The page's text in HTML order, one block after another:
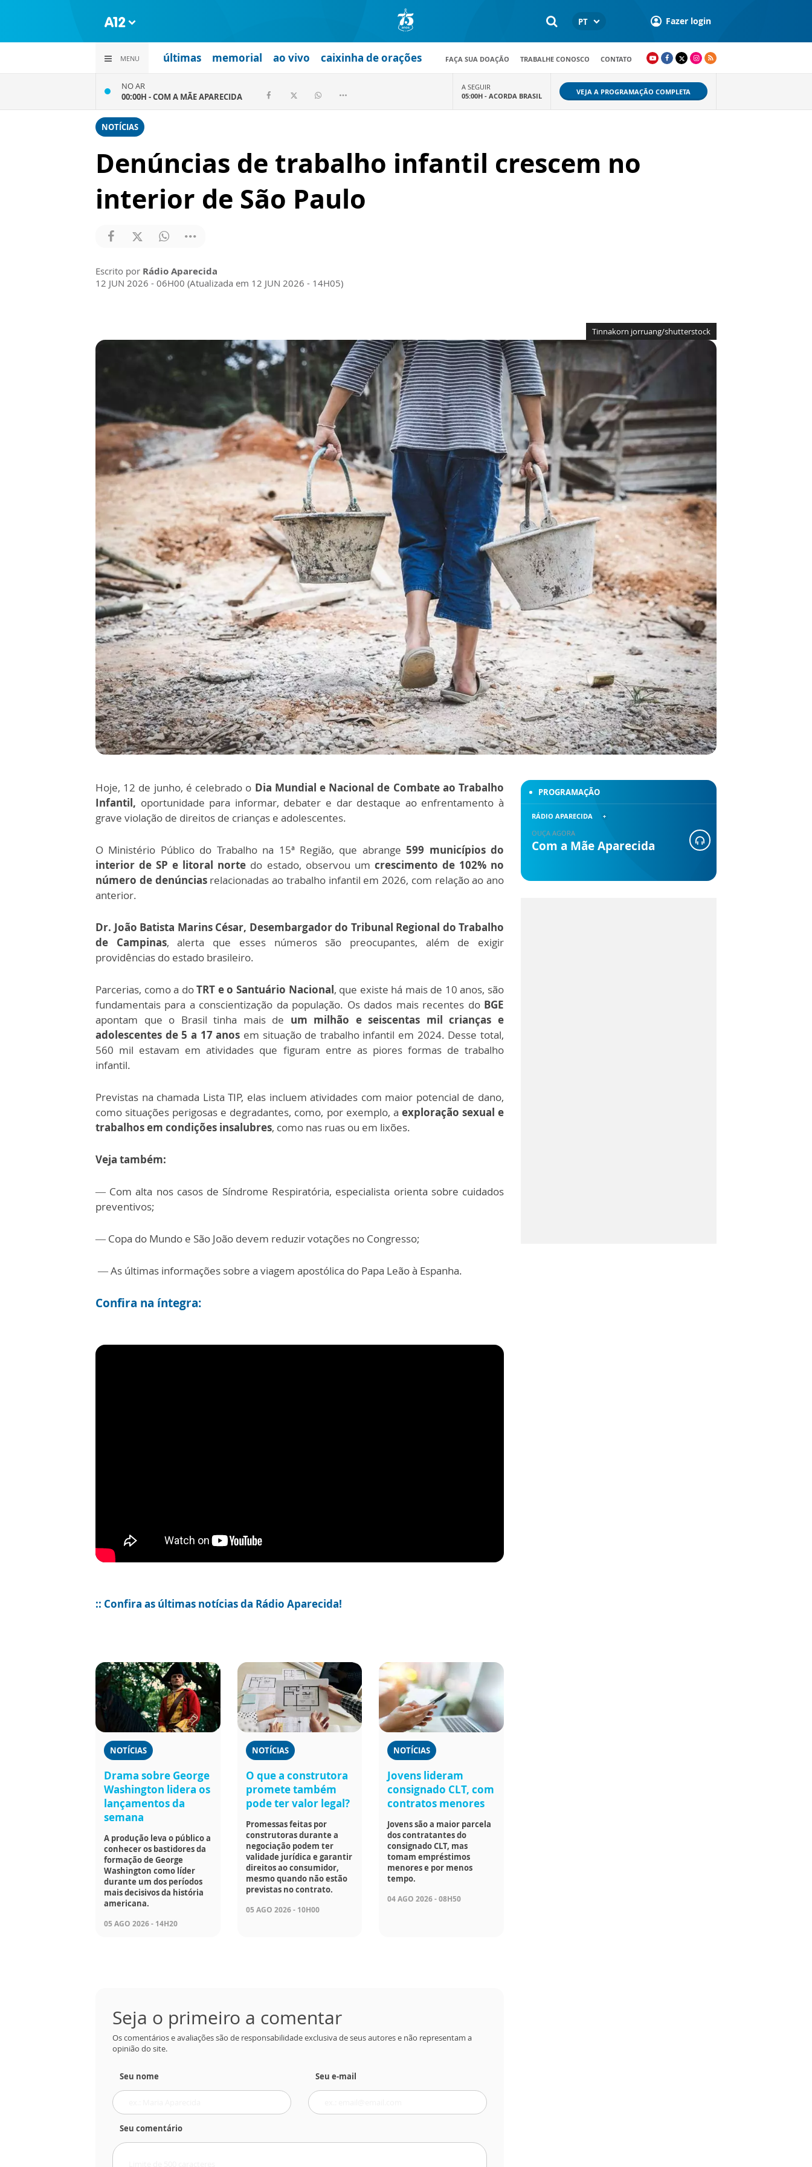
PT Fazer login
MENU últimas memorial ao vivo caixinha de orações FAÇA SUA DOAÇÃO TRABALHE CONOSCO CONTATO
NO AR
00:00H -COM A MÃE APARECIDA
A SEGUIR
05:00H - ACORDA BRASIL VEJA A PROGRAMAÇÃO COMPLETA
NOTÍCIAS
Denúncias de trabalho infantil crescem no
interior de São Paulo
Escrito por Rádio Aparecida
12 JUN 2026 - 06H00 (Atualizada em 12 JUN 2026 - 14H05)
Tinnakorn jorruang/shutterstock
Hoje, 12 de junho, é celebrado o Dia Mundial e Nacional de Combate ao Trabalho
Infantil, oportunidade para informar, debater e dar destaque ao enfrentamento à
grave violação de direitos de crianças e adolescentes.
O Ministério Público do Trabalho na 15ª Região, que abrange599 municípios do
interior de SP e litoral norte do estado, observou um crescimento de 102% no
número de denúnciasrelacionadas ao trabalho infantil em 2026, com relação ao ano
anterior.
Dr. João Batista Marins César, Desembargador do Tribunal Regional do Trabalho
de Campinas, alerta que esses números são preocupantes, além de exigir
providências do estado brasileiro.
Parcerias, como a doTRT e o Santuário Nacional, que existe há mais de 10 anos, são
fundamentais para a conscientização da população. Os dados mais recentes do BGE
apontam que o Brasil tinha mais de um milhão e seiscentas mil crianças e
adolescentes de 5 a 17 anos em situação de trabalho infantil em 2024. Desse total,
560 mil estavam em atividades que figuram entre as piores formas de trabalho
infantil.
Previstas na chamada Lista TIP, elas incluem atividades com maior potencial de dano,
como situações perigosas e degradantes, como, por exemplo, a exploração sexual e
trabalhos em condições insalubres, como nas ruas ou em lixões.
Veja também:
— Com alta nos casos de Síndrome Respiratória, especialista orienta sobre cuidados
preventivos;
— Copa do Mundo e São João devem reduzir votações no Congresso;
—As últimas informações sobre a viagem apostólica do Papa Leão à Espanha.
Confira na íntegra:
:: Confira as últimas notícias da Rádio Aparecida!
NOTÍCIAS
Drama sobre George
Washington lidera os
lançamentos da
semana
A produção leva o público a
conhecer os bastidores da
formação de George
Washington como líder
durante um dos períodos
mais decisivos da história
americana.
05 AGO 2026 - 14H20
NOTÍCIAS
O que a construtora
promete também
pode ter valor legal?
Promessas feitas por
construtoras durante a
negociação podem ter
validade jurídica e garantir
direitos ao consumidor,
mesmo quando não estão
previstas no contrato.
05 AGO 2026 - 10H00
NOTÍCIAS
Jovens lideram
consignado CLT, com
contratos menores
Jovens são a maior parcela
dos contratantes do
consignado CLT, mas
tomam empréstimos
menores e por menos
tempo.
04 AGO 2026 - 08H50
Seja o primeiro a comentar
Os comentários e avaliações são de responsabilidade exclusiva de seus autores e não representam a
opinião do site.
Seu nome Seu e-mail
Seu comentário
PROGRAMAÇÃO
RÁDIO APARECIDA
OUÇA AGORA
Com a Mãe Aparecida